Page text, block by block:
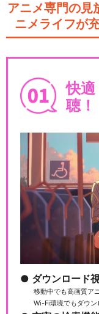
アニメ専門の見
ニメライフが
快
聴！
ダウンロード
移動中でも高画質ア
Wi-Fi環境でもダウ